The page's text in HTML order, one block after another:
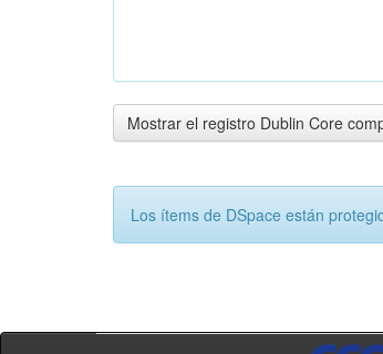
Mostrar el registro Dublin Core
Los ítems de DSpace están